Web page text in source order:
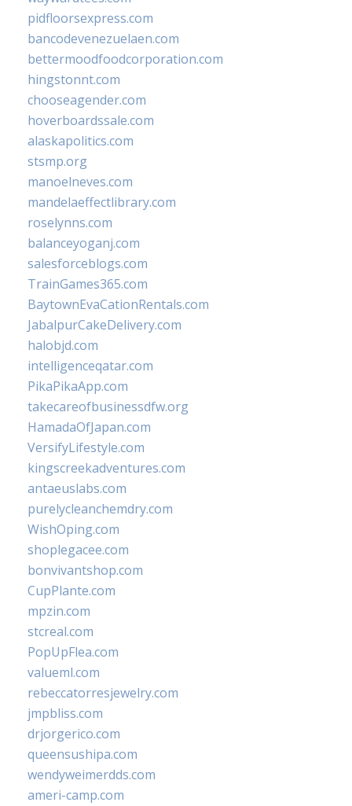
pidfloorsexpress.com
bancodevenezuelaen.com
bettermoodfoodcorporation.com
hingstonnt.com
chooseagender.com
hoverboardssale.com
alaskapolitics.com
stsmp.org
manoelneves.com
mandelaeffectlibrary.com
roselynns.com
balanceyoganj.com
salesforceblogs.com
TrainGames365.com
BaytownEvaCationRentals.com
JabalpurCakeDelivery.com
halobjd.com
intelligenceqatar.com
PikaPikaApp.com
takecareofbusinessdfw.org
HamadaOfJapan.com
VersifyLifestyle.com
kingscreekadventures.com
antaeuslabs.com
purelycleanchemdry.com
WishOping.com
shoplegacee.com
bonvivantshop.com
CupPlante.com
mpzin.com
stcreal.com
PopUpFlea.com
valueml.com
rebeccatorresjewelry.com
jmpbliss.com
drjorgerico.com
queensushipa.com
wendyweimerdds.com
ameri-camp.com